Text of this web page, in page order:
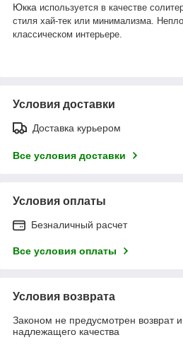
Юкка используется в качестве
стиля хай-тек или минимализма.
классическом интерьере.
Условия доставки
Доставка курьером
Все условия доставки
Условия оплаты
Безналичный расчет
Все условия оплаты
Условия возврата
Законом не предусмотрен возврат
надлежащего качества